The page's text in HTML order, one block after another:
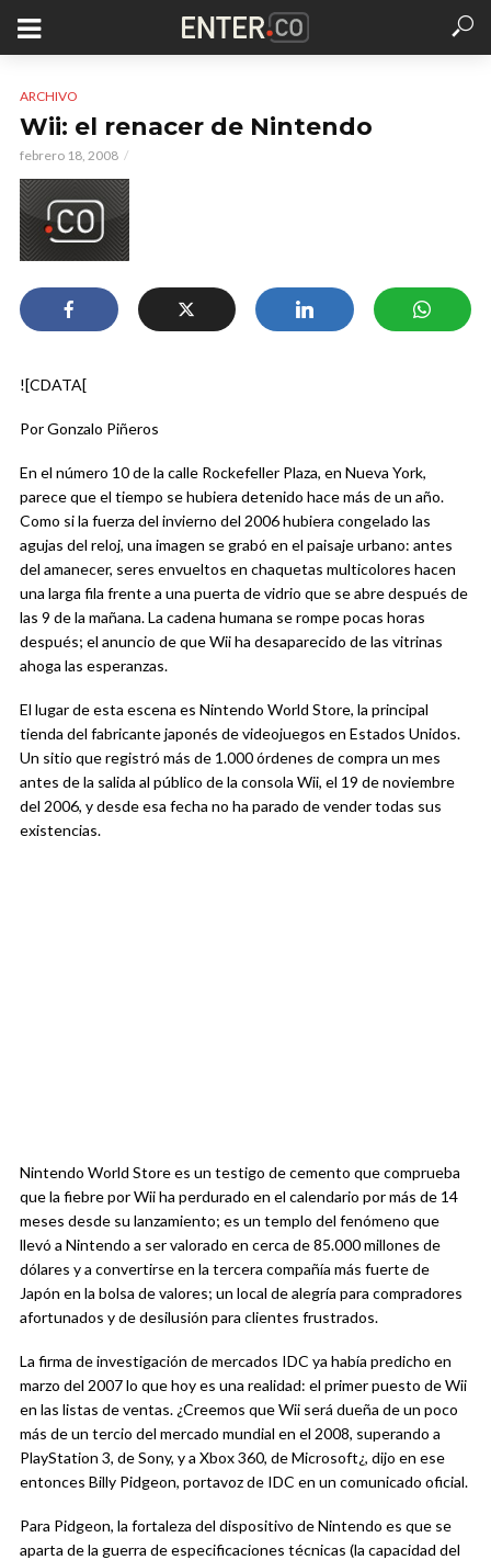
ARCHIVO
Wii: el renacer de Nintendo
febrero 18, 2008
![CDATA[
Por Gonzalo Piñeros
En el número 10 de la calle Rockefeller Plaza, en Nueva York,
parece que el tiempo se hubiera detenido hace más de un año.
Como si la fuerza del invierno del 2006 hubiera congelado las
agujas del reloj, una imagen se grabó en el paisaje urbano: antes
del amanecer, seres envueltos en chaquetas multicolores hacen
una larga fila frente a una puerta de vidrio que se abre después de
las 9 de la mañana. La cadena humana se rompe pocas horas
después; el anuncio de que Wii ha desaparecido de las vitrinas
ahoga las esperanzas.
El lugar de esta escena es Nintendo World Store, la principal
tienda del fabricante japonés de videojuegos en Estados Unidos.
Un sitio que registró más de 1.000 órdenes de compra un mes
antes de la salida al público de la consola Wii, el 19 de noviembre
del 2006, y desde esa fecha no ha parado de vender todas sus
existencias.
Nintendo World Store es un testigo de cemento que comprueba
que la fiebre por Wii ha perdurado en el calendario por más de 14
meses desde su lanzamiento; es un templo del fenómeno que
llevó a Nintendo a ser valorado en cerca de 85.000 millones de
dólares y a convertirse en la tercera compañía más fuerte de
Japón en la bolsa de valores; un local de alegría para compradores
afortunados y de desilusión para clientes frustrados.
La firma de investigación de mercados IDC ya había predicho en
marzo del 2007 lo que hoy es una realidad: el primer puesto de Wii
en las listas de ventas. ¿Creemos que Wii será dueña de un poco
más de un tercio del mercado mundial en el 2008, superando a
PlayStation 3, de Sony, y a Xbox 360, de Microsoft¿, dijo en ese
entonces Billy Pidgeon, portavoz de IDC en un comunicado oficial.
Para Pidgeon, la fortaleza del dispositivo de Nintendo es que se
aparta de la guerra de especificaciones técnicas (la capacidad del